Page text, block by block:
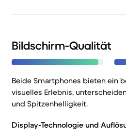
Bildschirm-Qualität
Beide Smartphones bieten ein
visuelles Erlebnis,
und Spitzenhelligkeit.
Display-Technologie und